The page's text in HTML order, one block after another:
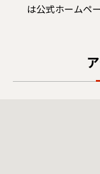
は公式ホームペ